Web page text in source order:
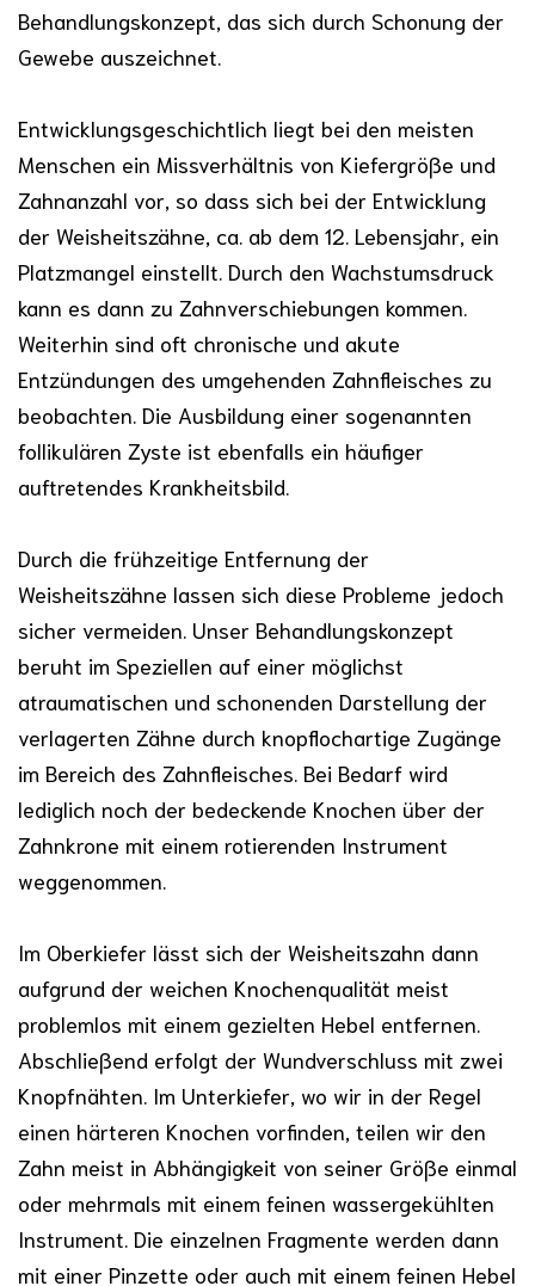
Behandlungskonzept, das sich durch Schonung der
Gewebe auszeichnet.
Entwicklungsgeschichtlich liegt bei den meisten
Menschen ein Missverhältnis von Kiefergröße und
Zahnanzahl vor, so dass sich bei der Entwicklung
der Weisheitszähne, ca. ab dem 12. Lebensjahr, ein
Platzmangel einstellt. Durch den Wachstumsdruck
kann es dann zu Zahnverschiebungen kommen.
Weiterhin sind oft chronische und akute
Entzündungen des umgehenden Zahnfleisches zu
beobachten. Die Ausbildung einer sogenannten
follikulären Zyste ist ebenfalls ein häufiger
auftretendes Krankheitsbild.
Durch die frühzeitige Entfernung der
Weisheitszähne lassen sich diese Probleme jedoch
sicher vermeiden. Unser Behandlungskonzept
beruht im Speziellen auf einer möglichst
atraumatischen und schonenden Darstellung der
verlagerten Zähne durch knopflochartige Zugänge
im Bereich des Zahnfleisches. Bei Bedarf wird
lediglich noch der bedeckende Knochen über der
Zahnkrone mit einem rotierenden Instrument
weggenommen.
Im Oberkiefer lässt sich der Weisheitszahn dann
aufgrund der weichen Knochenqualität meist
problemlos mit einem gezielten Hebel entfernen.
Abschließend erfolgt der Wundverschluss mit zwei
Knopfnähten. Im Unterkiefer, wo wir in der Regel
einen härteren Knochen vorfinden, teilen wir den
Zahn meist in Abhängigkeit von seiner Größe einmal
oder mehrmals mit einem feinen wassergekühlten
Instrument. Die einzelnen Fragmente werden dann
mit einer Pinzette oder auch mit einem feinen Hebel